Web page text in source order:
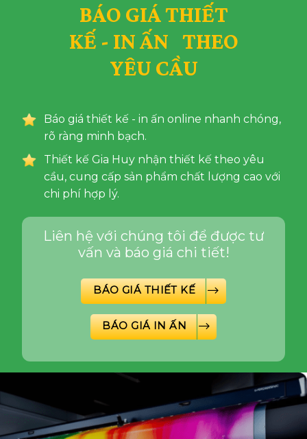
BÁO GIÁ THIẾT
KẾ - IN ẤN THEO
YÊU CẦU
Báo giá thiết kế - in ấn online nhanh chóng,
rõ ràng minh bạch.
Thiết kế Gia Huy nhận thiết kế theo yêu
cầu, cung cấp sản phẩm chất lượng cao với
chi phí hợp lý.
Liên hệ với chúng tôi để được tư
vấn và báo giá chi tiết!
BÁO GIÁ THIẾT KẾ
BÁO GIÁ IN ẤN